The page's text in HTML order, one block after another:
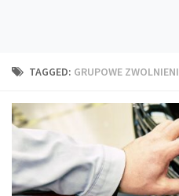
Technika jazdy
Kalkulatory
Przelicznik mocy
Auto z niemiec
TAGGED: GRUPOWE